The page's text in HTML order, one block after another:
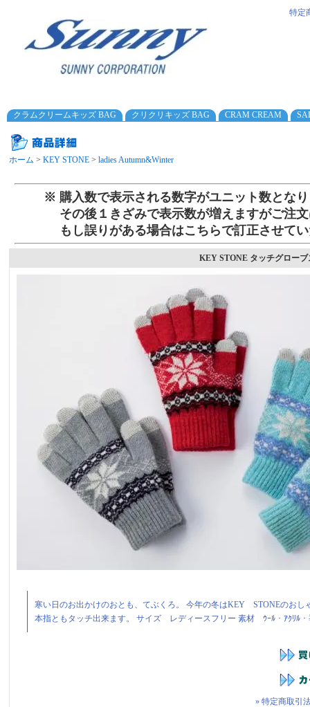
特定
クラムクリームキッズ BAG クリクリキッズ BAG CRAM CREAM
ホーム > KEY STONE > ladies Autumn&Winter
※ 購入数で表示される数字がユニット数とな
その後１きざみで表示数が増えますがご注
もし誤りがある場合はこちらで訂正させて
KEY STONE タッチグロー
寒い日のお出かけのおとも、てぶくろ。 今年の冬はKEY STONEのお
本指ともタッチ出来ます。 サイズ レディースフリー 素材 ｳｰﾙ・ｱｸﾘﾙ・
» 特定商取引